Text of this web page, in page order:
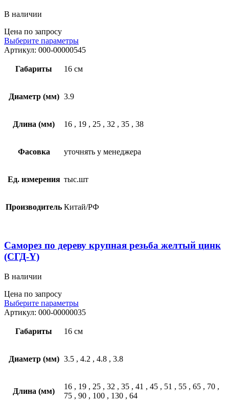
В наличии
Цена по запросу
Выберите параметры
Артикул: 000-00000545
Габариты 16 см
Диаметр (мм) 3.9
Длина (мм) 16 , 19 , 25 , 32 , 35 , 38
Фасовка уточнять у менеджера
Ед. измерения тыс.шт
Производитель Китай/РФ
Саморез по дереву крупная резьба желтый цинк
(СГД-Y)
В наличии
Цена по запросу
Выберите параметры
Артикул: 000-00000035
Габариты 16 см
Диаметр (мм) 3.5 , 4.2 , 4.8 , 3.8
Длина (мм)
16 , 19 , 25 , 32 , 35 , 41 , 45 , 51 , 55 , 65 , 70 ,
75 , 90 , 100 , 130 , 64